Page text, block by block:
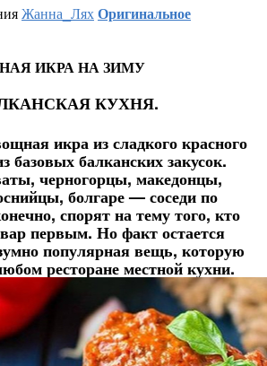
Жанна_ЛяхОригинальное
ИКРА НА ЗИМУ
КУХНЯ.
икра из сладкого красного
базовых балканских закусок.
черногорцы, македонцы,
болгаре — соседи по
спорят на тему того, кто
первым. Но факт остается
популярная вещь, которую
ресторане местной кухни.